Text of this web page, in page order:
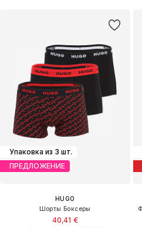
Упаковка из 3 шт.
ПРЕДЛОЖЕНИЕ
HUGO
Шорты Боксеры
40,41 €